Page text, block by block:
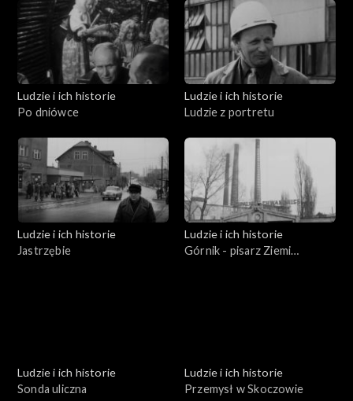
Ludzie i ich historie
Po dniówce
Ludzie i ich historie
Ludzie z portretu
Ludzie i ich historie
Jastrzębie
Ludzie i ich historie
Górnik - pisarz Ziemi
Ludzie i ich historie
Sonda uliczna
Ludzie i ich historie
Przemysł w Skoczowie